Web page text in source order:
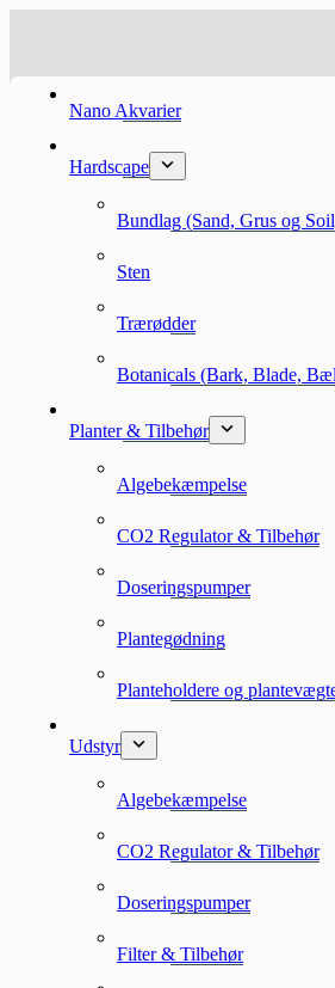
Nano Akvarier
Hardscape
Bundlag (Sand, Grus og
Sten
Trærødder
Botanicals (Bark, Blade,
Planter & Tilbehør
Algebekæmpelse
CO2 Regulator & Tilbehør
Doseringspumper
Plantegødning
Planteholdere og
Udstyr
Algebekæmpelse
CO2 Regulator & Tilbehør
Doseringspumper
Filter & Tilbehør